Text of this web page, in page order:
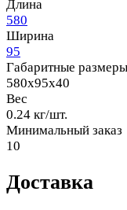
Длина
580
Ширина
95
Габаритные размеры
580x95x40
Вес
0.24 кг/шт.
Минимальный заказ
10
Доставка